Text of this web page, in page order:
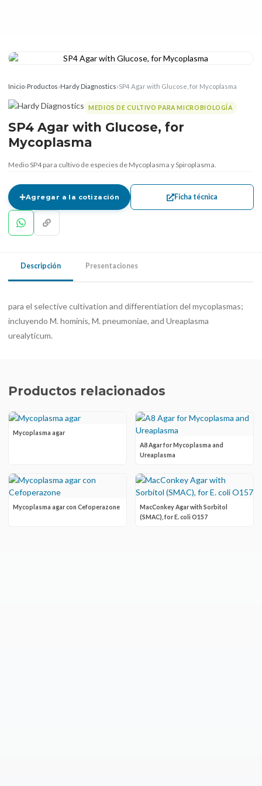
Inicio›Productos›Hardy Diagnostics›SP4 Agar with Glucose, for Mycoplasma
MEDIOS DE CULTIVO PARA MICROBIOLOGÍA
SP4 Agar with Glucose, for
Mycoplasma
Medio SP4 para cultivo de especies de Mycoplasma y Spiroplasma.
Agregar a la cotización Ficha técnica
Descripción Presentaciones
para el selective cultivation and differentiation del mycoplasmas;
incluyendo M. hominis, M. pneumoniae, and Ureaplasma
urealyticum.
Productos relacionados
Mycoplasma agar
A8 Agar for Mycoplasma and
Ureaplasma
Mycoplasma agar con Cefoperazone
MacConkey Agar with Sorbitol
(SMAC), for E. coli O157